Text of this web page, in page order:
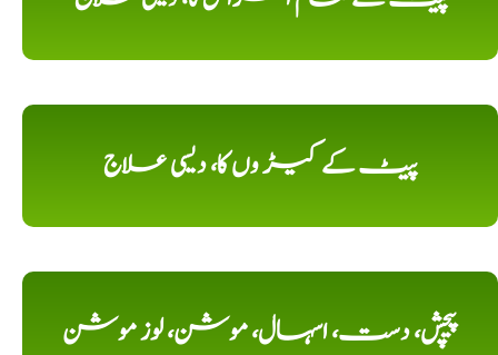
پیٹ کے کیڑ وں کا، دیسی علاج
پیچش، دست، اسہال، موشن، لوز موشن